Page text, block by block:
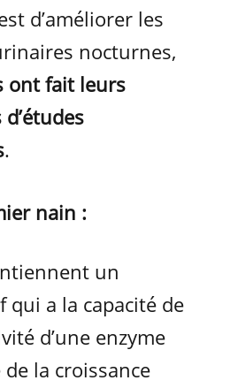
d’améliorer les
nocturnes,
ont fait leurs
.
nain :
un
qui a la capacité de
d’une enzyme
la croissance